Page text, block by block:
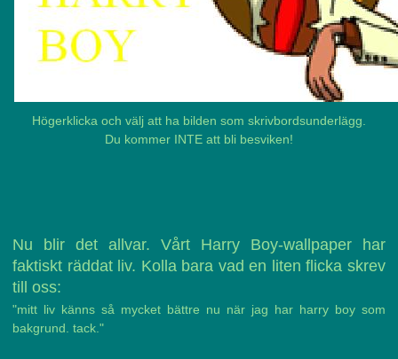
Högerklicka och välj att ha bilden som skrivbordsunderlägg.
Du kommer INTE att bli besviken!
Nu blir det allvar. Vårt Harry Boy-wallpaper har
faktiskt räddat liv. Kolla bara vad en liten flicka skrev
till oss:
"mitt liv känns så mycket bättre nu när jag har harry boy som
bakgrund. tack."